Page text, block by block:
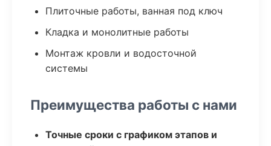
Плиточные работы, ванная под ключ
Кладка и монолитные работы
Монтаж кровли и водосточной
системы
Преимущества работы с нами
Точные сроки с графиком этапов и